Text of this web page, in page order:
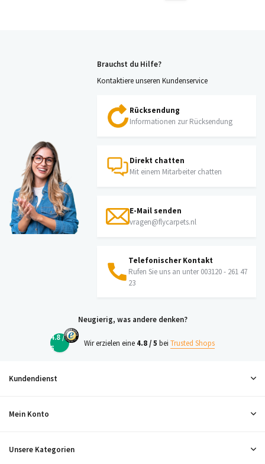
Brauchst du Hilfe?
Kontaktiere unseren Kundenservice
Rücksendung
Informationen zur Rücksendung
Direkt chatten
Mit einem Mitarbeiter chatten
E-Mail senden
vragen@flycarpets.nl
Telefonischer Kontakt
Rufen Sie uns an unter 003120 - 261 47
23
Neugierig, was andere denken?
4.8 /
5
Wir erzielen eine 4.8 / 5 bei Trusted Shops
Kundendienst
Mein Konto
Unsere Kategorien